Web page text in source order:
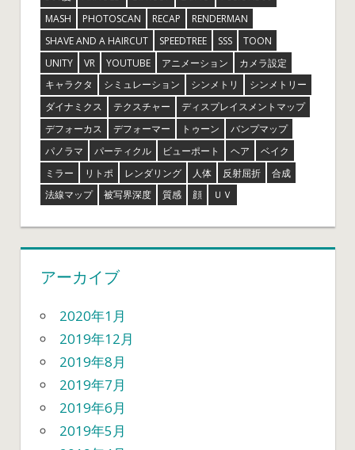
MASH
PHOTOSCAN RECAP
RENDERMAN
SHAVE AND A HAIRCUT
SPEEDTREE SSS
TOON
UNITY
VR YOUTUBE アニメーション
カメラ設定
キャラクタ
シミュレーション シンメトリ
シンメトリー
ダイナミクス
テクスチャー
ディスプレイスメントマップ
デフォーカス
デフォーマー トゥーン
バンプマップ
パノラマ
パーティクル ビューポート ヘア
ベイク
ミラー
リトポ レンダリング 人体 反射屈折
合成
法線マップ
被写界深度 質感 顔 ＵＶ
アーカイブ
2020年1月
2019年12月
2019年8月
2019年7月
2019年6月
2019年5月